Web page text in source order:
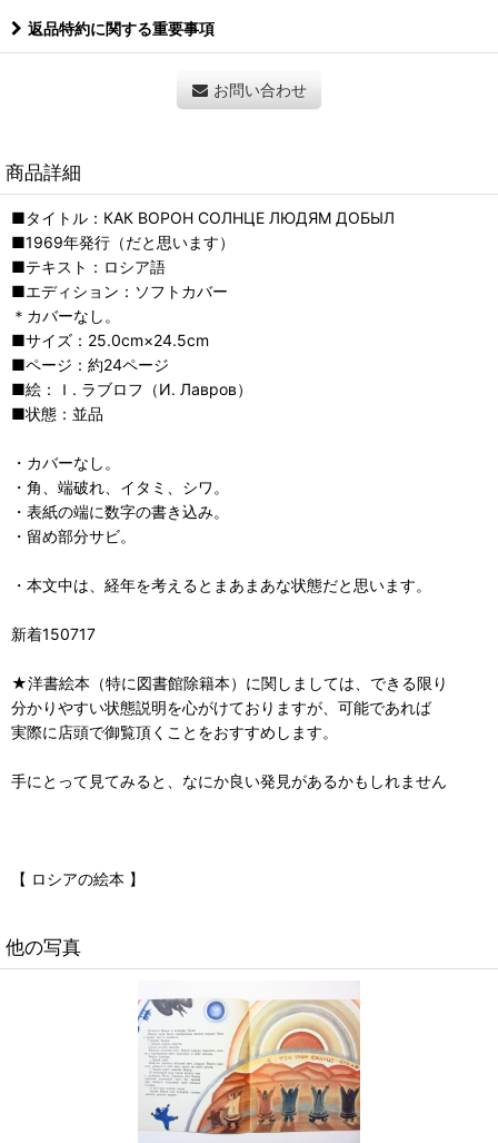
返品特約に関する重要事項
お問い合わせ
商品詳細
■タイトル：КАК ВОРОН СОЛНЦЕ ЛЮДЯМ ДОБЫЛ
■1969年発行（だと思います）
■テキスト：ロシア語
■エディション：ソフトカバー
＊カバーなし。
■サイズ：25.0cm×24.5cm
■ページ：約24ページ
■絵：Ｉ. ラブロフ（И. Лавров）
■状態：並品
・カバーなし。
・角、端破れ、イタミ、シワ。
・表紙の端に数字の書き込み。
・留め部分サビ。
・本文中は、経年を考えるとまあまあな状態だと思います。
新着150717
★洋書絵本（特に図書館除籍本）に関しましては、できる限り
分かりやすい状態説明を心がけておりますが、可能であれば
実際に店頭で御覧頂くことをおすすめします。
手にとって見てみると、なにか良い発見があるかもしれません
【 ロシアの絵本 】
他の写真